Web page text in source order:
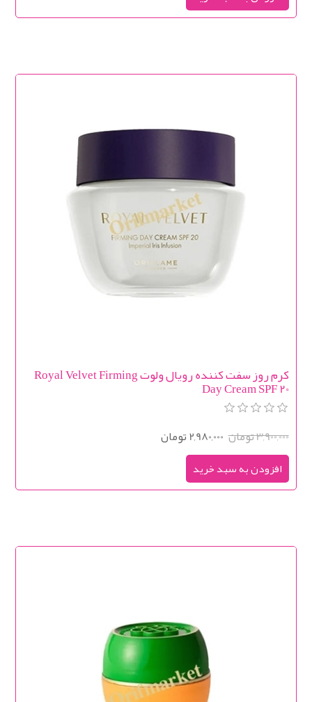
کرم روز سفت کننده رویال ولوت Royal Velvet Firming
Day Cream SPF 20
3,900,000 تومان 2,980,000 تومان